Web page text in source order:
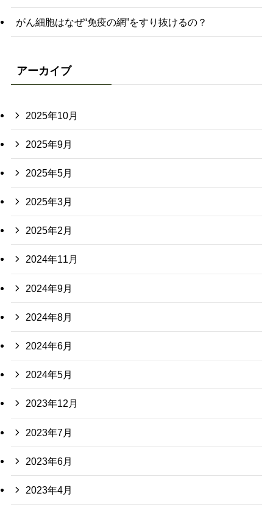
がん細胞はなぜ“免疫の網”をすり抜けるの？
アーカイブ
2025年10月
2025年9月
2025年5月
2025年3月
2025年2月
2024年11月
2024年9月
2024年8月
2024年6月
2024年5月
2023年12月
2023年7月
2023年6月
2023年4月